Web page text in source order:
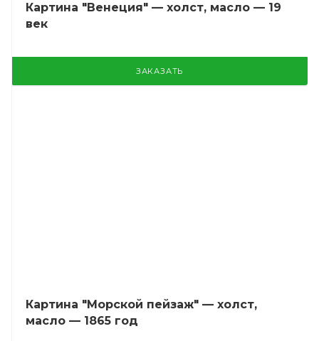
Картина "Венеция" — холст, масло — 19
век
ЗАКАЗАТЬ
Картина "Морской пейзаж" — холст,
масло — 1865 год